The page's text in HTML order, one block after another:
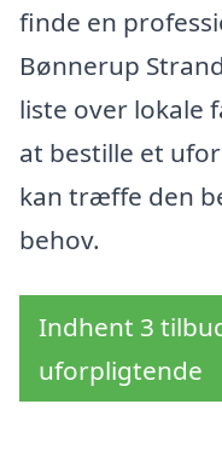
finde en
Bønnerup
liste over lokale
at bestille et
kan træffe den
behov.
Indhent 3
uforpligtende